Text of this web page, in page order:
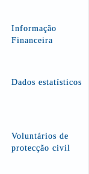
Informação
Financeira
Dados estatísticos
Voluntários de
protecção civil